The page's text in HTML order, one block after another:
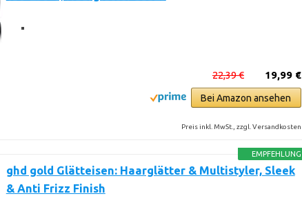
19,99 €
22,39 €
Bei Amazon ansehen
Preis inkl. MwSt., zzgl. Versandkosten
EMPFEHLUNG
ghd gold Glätteisen: Haarglätter & Multistyler, Sleek
& Anti Frizz Finish